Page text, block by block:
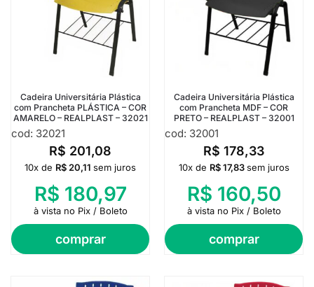
Cadeira Universitária Plástica
com Prancheta PLÁSTICA – COR
AMARELO – REALPLAST – 32021
cod: 32021
R$ 201,08
comprar
10x de R$ 20,11 sem juros
R$ 180,97
à vista no Pix / Boleto
Cadeira Universitária Plástica
com Prancheta MDF – COR
PRETO – REALPLAST – 32001
cod: 32001
R$ 178,33
comprar
10x de R$17,83 sem juros
R$ 160,50
à vista no Pix / Boleto